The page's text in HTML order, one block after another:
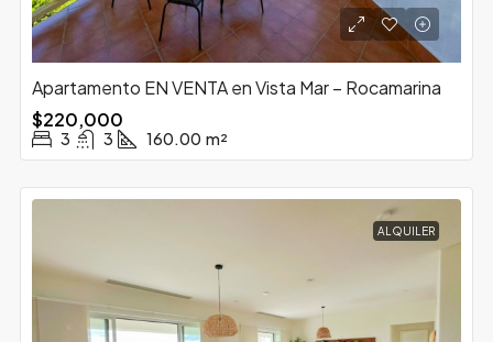
Apartamento EN VENTA en Vista Mar – Rocamarina
$220,000
3 3 160.00 m²
ALQUILER